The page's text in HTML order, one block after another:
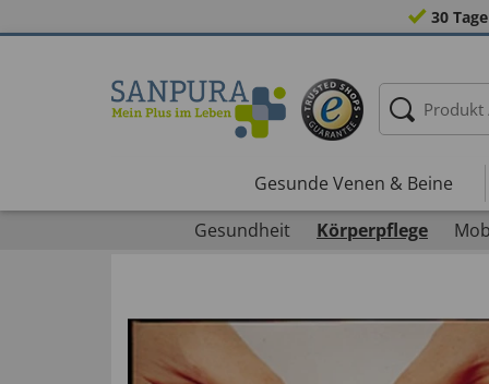
30
Gesunde Venen & Beine
Gesundheit
Körperpflege